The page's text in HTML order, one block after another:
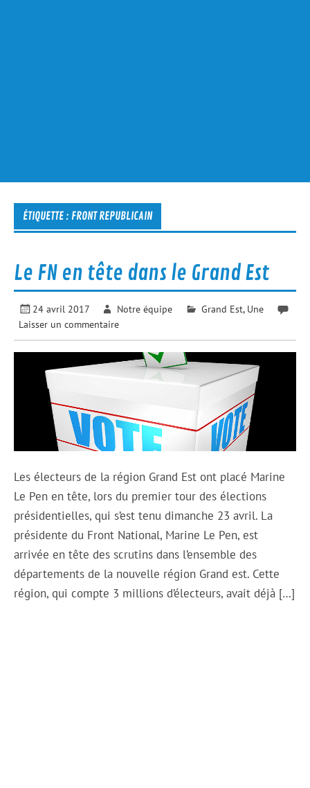
ÉTIQUETTE : FRONT REPUBLICAIN
Le FN en tête dans le Grand Est
24 avril 2017 Notre équipe Grand Est, Une
Laisser un commentaire
Les électeurs de la région Grand Est ont placé Marine
Le Pen en tête, lors du premier tour des élections
présidentielles, qui s’est tenu dimanche 23 avril. La
présidente du Front National, Marine Le Pen, est
arrivée en tête des scrutins dans l’ensemble des
départements de la nouvelle région Grand est. Cette
région, qui compte 3 millions d’électeurs, avait déjà […]